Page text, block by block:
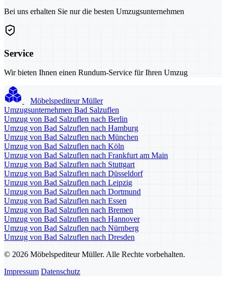
Bei uns erhalten Sie nur die besten Umzugsunternehmen
Service
Wir bieten Ihnen einen Rundum-Service für Ihren Umzug
Möbelspediteur Müller
Umzugsunternehmen Bad Salzuflen
Umzug von Bad Salzuflen nach Berlin
Umzug von Bad Salzuflen nach Hamburg
Umzug von Bad Salzuflen nach München
Umzug von Bad Salzuflen nach Köln
Umzug von Bad Salzuflen nach Frankfurt am Main
Umzug von Bad Salzuflen nach Stuttgart
Umzug von Bad Salzuflen nach Düsseldorf
Umzug von Bad Salzuflen nach Leipzig
Umzug von Bad Salzuflen nach Dortmund
Umzug von Bad Salzuflen nach Essen
Umzug von Bad Salzuflen nach Bremen
Umzug von Bad Salzuflen nach Hannover
Umzug von Bad Salzuflen nach Nürnberg
Umzug von Bad Salzuflen nach Dresden
© 2026 Möbelspediteur Müller. Alle Rechte vorbehalten.
Impressum Datenschutz